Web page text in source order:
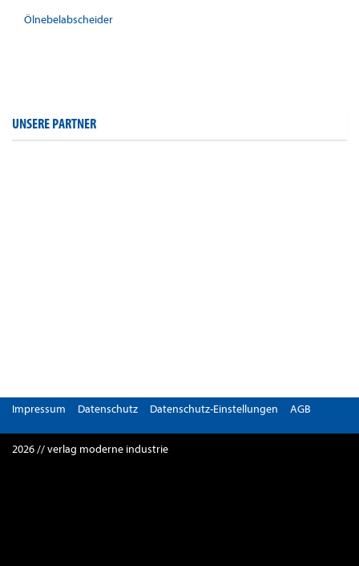
Ölnebelabscheider
UNSERE PARTNER
Impressum Datenschutz Datenschutz-Einstellungen AGB
2026 // verlag moderne industrie